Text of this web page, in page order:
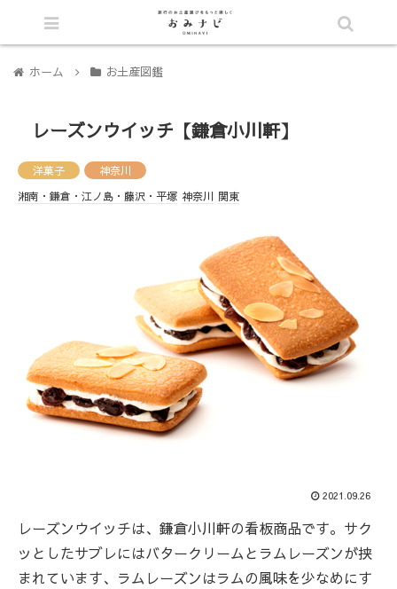
ホーム お土産図鑑
レーズンウイッチ【鎌倉小川軒】
洋菓子
神奈川
湘南・鎌倉・江ノ島・藤沢・平塚 神奈川 関東
2021.09.26
レーズンウイッチは、鎌倉小川軒の看板商品です。サク
ッとしたサブレにはバタークリームとラムレーズンが挟
まれています、ラムレーズンはラムの風味を少なめにす
シェア